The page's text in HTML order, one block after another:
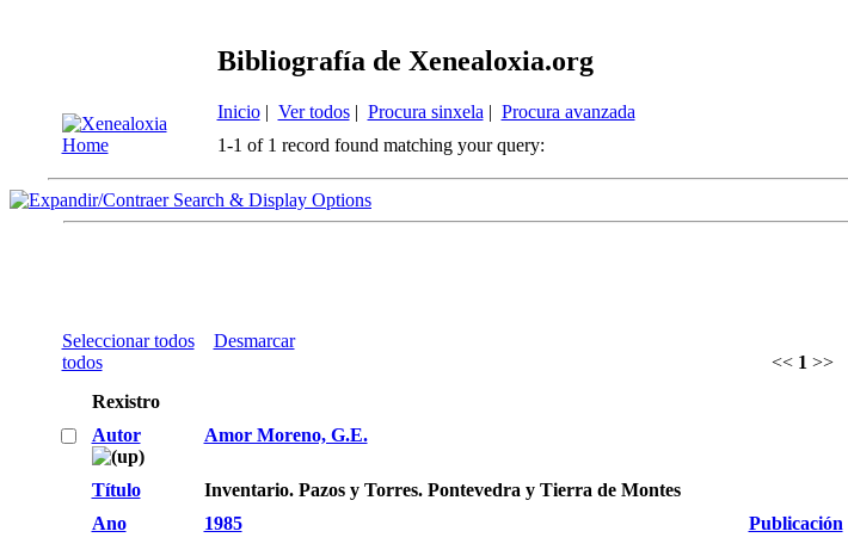
Bibliografía de Xenealoxia.org
Inicio| Ver todos| Procura sinxela | Procura avanzada
1-1 of 1 record found matching your query:
Search & Display Options
Seleccionar todos
Desmarcar
todos
<< 1 >>
Rexistro
Autor
Amor Moreno, G.E.
Título Inventario. Pazos y Torres. Pontevedra y Tierra de Montes
Ano
1985 Publicación